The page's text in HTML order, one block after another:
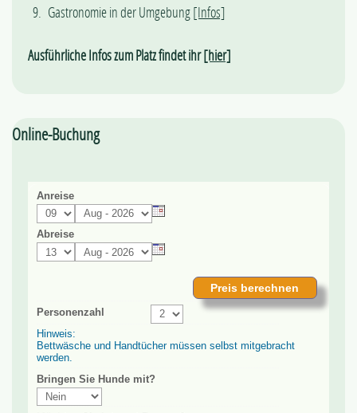
Gastronomie in der Umgebung[Infos]
Ausführliche Infos zum Platz findet ihr[hier]
Online-Buchung